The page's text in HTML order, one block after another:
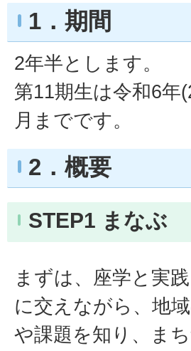
1．期間
2年半とします。
第11期生は令和6年
月までです。
2．概要
STEP1 まなぶ
まずは、座学と実
に交えながら、地
や課題を知り、ま